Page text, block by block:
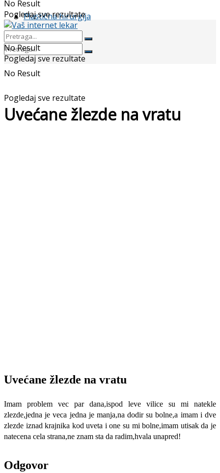
Plastična hirurgija
No Result
Pogledaj sve rezultate
No Result
Pogledaj sve rezultate
No Result
Pogledaj sve rezultate
Uvećane žlezde na vratu
Uvećane žlezde na vratu
Imam problem vec par dana,ispod leve vilice su mi natekle
zlezde,jedna je veca jedna je manja,na dodir su bolne,a imam i dve
zlezde iznad krajnika kod uveta i one su mi bolne,imam utisak da je
natecena cela strana,ne znam sta da radim,hvala unapred!
Odgovor